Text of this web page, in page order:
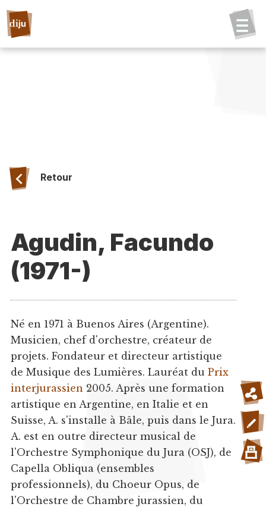
Retour
Agudin, Facundo
(1971-)
Né en 1971 à Buenos Aires (Argentine).
Musicien, chef d'orchestre, créateur de
projets. Fondateur et directeur artistique
de Musique des Lumières. Lauréat du Prix
interjurassien 2005. Après une formation
artistique en Argentine, en Italie et en
Suisse, A. s'installe à Bâle, puis dans le Jura.
A. est en outre directeur musical de
l'Orchestre Symphonique du Jura (OSJ), de
Capella Obliqua (ensembles
professionnels), du Choeur Opus, de
l'Orchestre de Chambre jurassien, du